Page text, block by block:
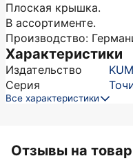
Плоская крышка.
В ассортименте.
Производство:
Характеристики
Издательство KUM
Серия
Все характеристики
Отзывы на товар